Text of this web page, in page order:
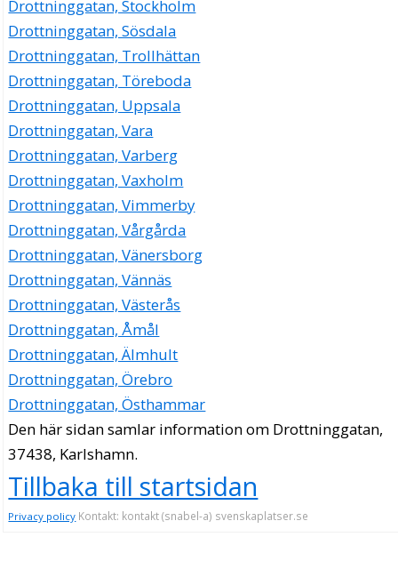
Drottninggatan, Stockholm
Drottninggatan, Sösdala
Drottninggatan, Trollhättan
Drottninggatan, Töreboda
Drottninggatan, Uppsala
Drottninggatan, Vara
Drottninggatan, Varberg
Drottninggatan, Vaxholm
Drottninggatan, Vimmerby
Drottninggatan, Vårgårda
Drottninggatan, Vänersborg
Drottninggatan, Vännäs
Drottninggatan, Västerås
Drottninggatan, Åmål
Drottninggatan, Älmhult
Drottninggatan, Örebro
Drottninggatan, Östhammar
Den här sidan samlar information om Drottninggatan,
37438, Karlshamn.
Tillbaka till startsidan
Privacy policy Kontakt: kontakt (snabel-a) svenskaplatser.se